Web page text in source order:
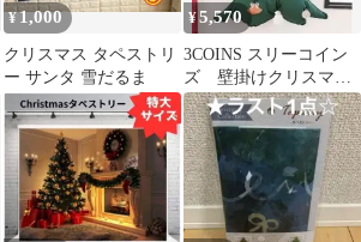
¥1,000
クリスマス タペストリ
ー サンタ 雪だるま
¥5,570
3COINS スリーコイン
ズ 壁掛けクリスマス
ツリー